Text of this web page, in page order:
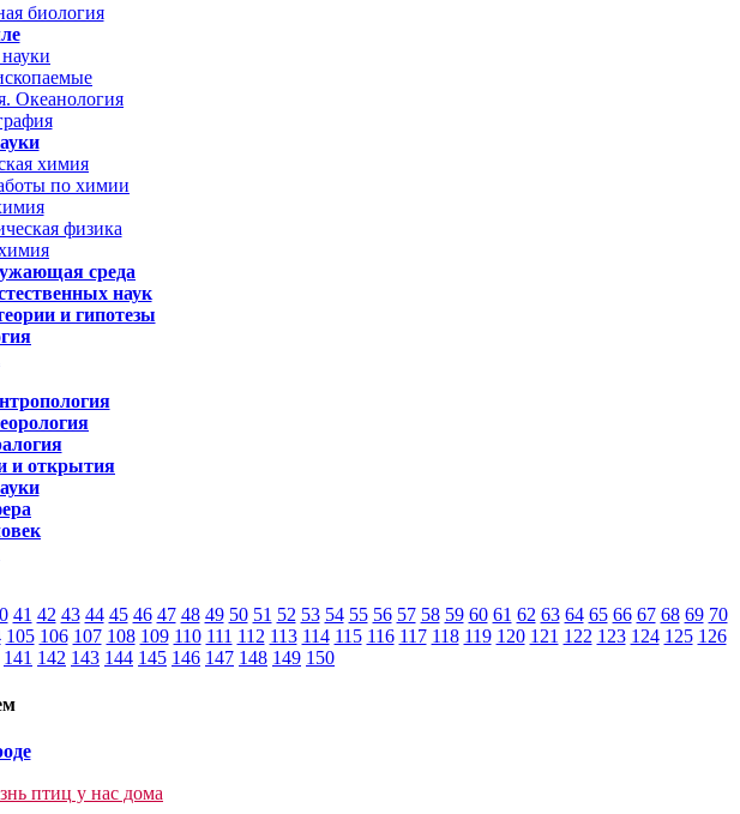
биология
Океанология
химия
по химии
физика
среда
наук
и гипотезы
и открытия
41 42 43 44 45 46 47 48 49 50 51 52 53 54 55 56 57 58 59 60 61 62 63 64 65 66 67 68 69 70
105 106 107 108 109 110 111 112 113 114 115 116 117 118 119 120 121 122 123 124 125 126
141 142 143 144 145 146 147 148 149 150
птиц у нас дома